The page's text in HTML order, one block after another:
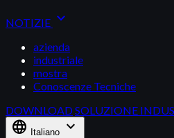
NOTIZIE expand_more
azienda
industriale
mostra
Conoscenze Tecniche
DOWNLOADSOLUZIONE
language Italiano expand_more